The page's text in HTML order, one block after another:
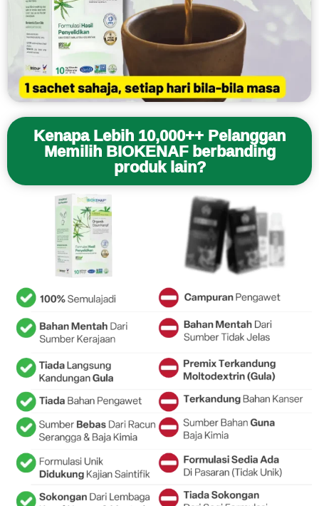
Kenapa Lebih 10,000++ Pelanggan
Memilih BIOKENAF berbanding
produk lain?